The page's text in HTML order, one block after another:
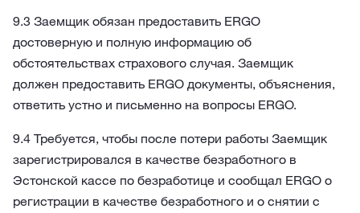
9.3 Заемщик обязан предоставить ERGO
достоверную и полную информацию об
обстоятельствах страхового случая. Заемщик
должен предоставить ERGO документы, объяснения,
ответить устно и письменно на вопросы ERGO.
9.4 Требуется, чтобы после потери работы Заемщик
зарегистрировался в качестве безработного в
Эстонской кассе по безработице и сообщал ERGO о
регистрации в качестве безработного и о снятии с